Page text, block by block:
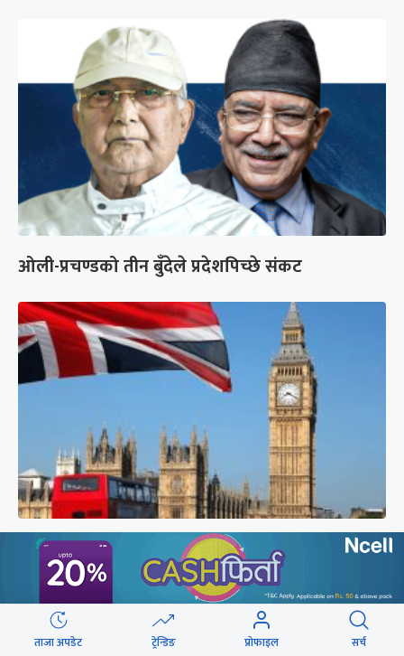
ओली-प्रचण्डको तीन बुँदेले प्रदेशपिच्छे संकट
लन्डनप्रति घट्दो आकर्षण, एक वर्षमा ४ लाख २०
हजारले छाडे
ताजा अपडेट ट्रेन्डिङ प्रोफाइल सर्च